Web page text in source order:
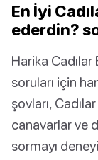
En İyi
ederdin?
Harika
soruları için
şovları,
canavarlar ve
sormayı